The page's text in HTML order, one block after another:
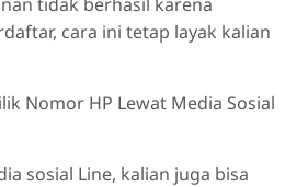
cara ini tetap layak kalian
Nomor HP Lewat Media Sosial
sosial Line, kalian juga bisa